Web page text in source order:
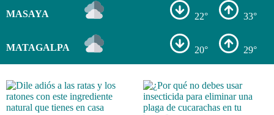
MASAYA 22° 33°
MATAGALPA 20° 29°